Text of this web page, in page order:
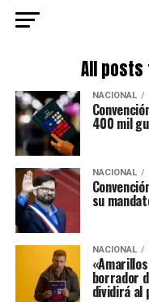
All
NACIONAL
400 mil
NACIONAL
su
NACIONAL
borrador
dividirá al